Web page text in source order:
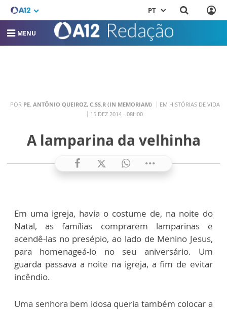
PT
MENU
POR PE. ANTÔNIO QUEIROZ, C.SS.R (IN MEMORIAM)
EM HISTÓRIAS DE VIDA
15 DEZ 2014 - 08H00
A lamparina da velhinha
Em uma igreja, havia o costume de, na noite do
Natal, as famílias comprarem lamparinas e
acendê-las no presépio, ao lado de Menino Jesus,
para homenageá-lo no seu aniversário. Um
guarda passava a noite na igreja, a fim de evitar
incêndio.
Uma senhora bem idosa queria também colocar a